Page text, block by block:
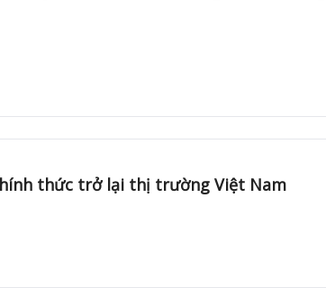
thức trở lại thị trường Việt Nam